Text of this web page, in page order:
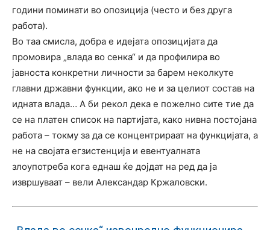
години поминати во опозиција (често и без друга
работа).
Во таа смисла, добра е идејата опозицијата да
промовира „влада во сенка“ и да профилира во
јавноста конкретни личности за барем неколкуте
главни државни функции, ако не и за целиот состав на
идната влада… А би рекол дека е пожелно сите тие да
се на платен список на партијата, како нивна постојана
работа – токму за да се концентрираат на функцијата, а
не на својата егзистенција и евентуалната
злоупотреба кога еднаш ќе дојдат на ред да ја
извршуваат – вели Александар Кржаловски.